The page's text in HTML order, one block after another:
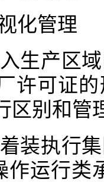
化管理
生产区
许可证
区别和管
装执行
作运行类